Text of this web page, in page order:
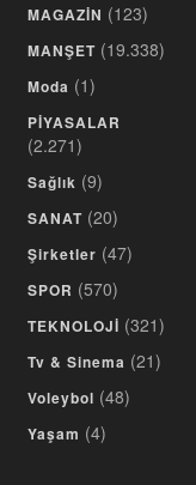
MAGAZİN (123)
MANŞET (19.338)
Moda (1)
PİYASALAR
(2.271)
Sağlık (9)
SANAT (20)
Şirketler (47)
SPOR (570)
TEKNOLOJİ (321)
Tv & Sinema (21)
Voleybol (48)
Yaşam (4)